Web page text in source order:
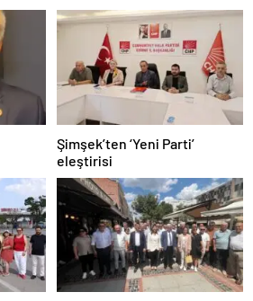
Şimşek’ten ‘Yeni Parti’
eleştirisi